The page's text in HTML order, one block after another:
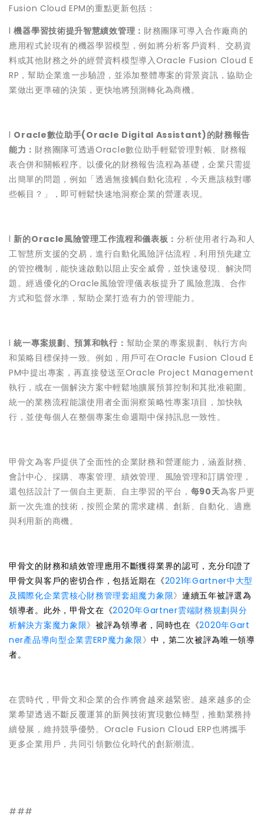
Fusion Cloud EPM的重點更新包括：
l機器學習技術提升智慧績效管理： 財務團隊可導入合作廠商的
應用程式於現有的機器學習模型，例如將分析客戶資料、交易資
料或其他財務之外的經營資料模型導入Oracle Fusion Cloud E
RP，幫助企業進一步驗證，並添加整體專案的背景資訊，協助企
業做出更準確的決策，更快地將預測轉化為商機。
l Oracle數位助手(Oracle Digital Assistant)的財務報告
能力： 財務團隊可透過Oracle數位助手輕鬆管理對帳、財務報
表合併和關帳程序。以優化的財務報告流程為基礎，企業只需提
出簡單的問題，例如「透過無接觸自動化流程，今天應該核對哪
些帳目？」，即可輕鬆快速地洞察企業的營運表現。
l新的Oracle風險管理工作流程和儀表板：分析使用者行為和人
工智慧所支援的交易，進行自動化風險評估流程，利用預先建立
的管控機制，能快速啟動以阻止安全威脅，並快速發現、解決問
題。經過優化的Oracle風險管理儀表板提升了風險意識、合作
方式和監督水準，幫助企業打造有力的管理能力。
l統一專案規劃、預算和執行： 幫助企業的專案規劃、執行方向
和策略目標保持一致。例如，用戶可在Oracle Fusion Cloud E
PM中提出專案，再直接發送至Oracle Project Management
執行，或在一個解決方案中輕鬆地擴展預算控制和其批准範圍。
統一的業務流程能讓使用者全面洞察策略性專案項目，加快執
行，並使每個人在整個專案生命週期中保持訊息一致性。
甲骨文為客戶提供了全面性的企業財務和營運能力，涵蓋財務、
會計中心、採購、專案管理、績效管理、風險管理和訂購管理，
還包括設計了一個自主更新、自主學習的平台， 每90天為客戶更
新一次先進的技術，按照企業的需求建構、創新、自動化、適應
與利用新的商機。
甲骨文的財務和績效管理應用不斷獲得業界的認可，充分印證了
甲骨文與客戶的密切合作，包括近期在《2021年Gartner中大型
及國際化企業雲核心財務管理套組魔力象限》連續五年被評選為
領導者。此外，甲骨文在《2020年Gartner雲端財務規劃與分
析解決方案魔力象限》被評為領導者，同時也在《2020年Gart
ner產品導向型企業雲ERP魔力象限》中，第二次被評為唯一領導
者。
在雲時代，甲骨文和企業的合作將會越來越緊密。越來越多的企
業希望透過不斷反覆運算的新興技術實現數位轉型，推動業務持
續發展，維持競爭優勢。Oracle Fusion Cloud ERP也將攜手
更多企業用戶，共同引領數位化時代的創新潮流。
###